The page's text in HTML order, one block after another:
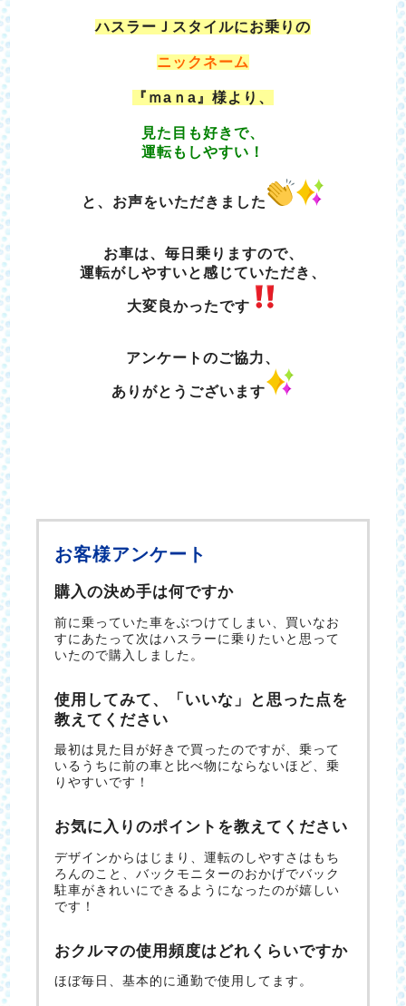
ハスラーＪスタイルにお乗りの
ニックネーム
『ｍaｎa』様より、
見た目も好きで、
運転もしやすい！
と、お声をいただきました
お車は、毎日乗りますので、
運転がしやすいと感じていただき、
大変良かったです
アンケートのご協力、
ありがとうございます
お客様アンケート
購入の決め手は何ですか
前に乗っていた車をぶつけてしまい、買いなお
すにあたって次はハスラーに乗りたいと思って
いたので購入しました。
使用してみて、「いいな」と思った点を
教えてください
最初は見た目が好きで買ったのですが、乗って
いるうちに前の車と比べ物にならないほど、乗
りやすいです！
お気に入りのポイントを教えてください
デザインからはじまり、運転のしやすさはもち
ろんのこと、バックモニターのおかげでバック
駐車がきれいにできるようになったのが嬉しい
です！
おクルマの使用頻度はどれくらいですか
ほぼ毎日、基本的に通勤で使用してます。